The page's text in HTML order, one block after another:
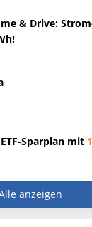
& Drive:
Sparplan mit
anzeigen